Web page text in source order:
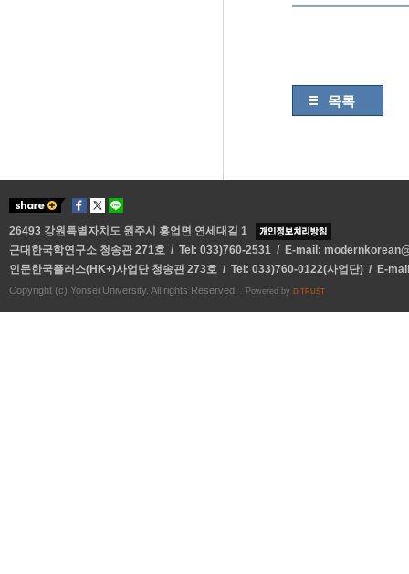
목록
26493 강원특별자치도 원주시 흥업면 연세대길 1
근대한국학연구소 청송관 271호 / Tel: 033)760-2531 / E-mail:
인문한국플러스(HK+)사업단 청송관 273호 / Tel: 033)760-0122(사업단) / E-
Copyright (c) Yonsei University. All rights Reserved. Powered by D'TRUST